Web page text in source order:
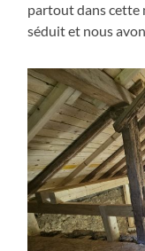
partout dans cette
séduit et nous